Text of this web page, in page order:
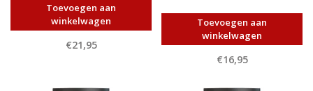
Toevoegen aan
winkelwagen
€21,95
Toevoegen aan
winkelwagen
€16,95